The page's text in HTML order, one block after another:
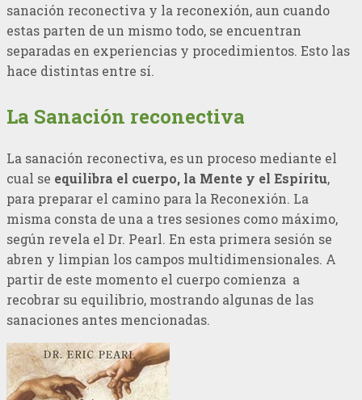
sanación reconectiva y la reconexión, aun cuando
estas parten de un mismo todo, se encuentran
separadas en experiencias y procedimientos. Esto las
hace distintas entre sí.
La Sanación reconectiva
La sanación reconectiva, es un proceso mediante el
cual se equilibra el cuerpo, la Mente y el Espíritu,
para preparar el camino para la Reconexión. La
misma consta de una a tres sesiones como máximo,
según revela el Dr. Pearl. En esta primera sesión se
abren y limpian los campos multidimensionales. A
partir de este momento el cuerpo comienza a
recobrar su equilibrio, mostrando algunas de las
sanaciones antes mencionadas.